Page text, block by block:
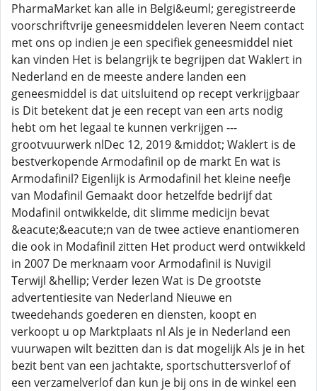
PharmaMarket kan alle in Belgi&euml; geregistreerde
voorschriftvrije geneesmiddelen leveren Neem contact
met ons op indien je een specifiek geneesmiddel niet
kan vinden Het is belangrijk te begrijpen dat Waklert in
Nederland en de meeste andere landen een
geneesmiddel is dat uitsluitend op recept verkrijgbaar
is Dit betekent dat je een recept van een arts nodig
hebt om het legaal te kunnen verkrijgen ---
grootvuurwerk nlDec 12, 2019 &middot; Waklert is de
bestverkopende Armodafinil op de markt En wat is
Armodafinil? Eigenlijk is Armodafinil het kleine neefje
van Modafinil Gemaakt door hetzelfde bedrijf dat
Modafinil ontwikkelde, dit slimme medicijn bevat
&eacute;&eacute;n van de twee actieve enantiomeren
die ook in Modafinil zitten Het product werd ontwikkeld
in 2007 De merknaam voor Armodafinil is Nuvigil
Terwijl &hellip; Verder lezen Wat is De grootste
advertentiesite van Nederland Nieuwe en
tweedehands goederen en diensten, koopt en
verkoopt u op Marktplaats nl Als je in Nederland een
vuurwapen wilt bezitten dan is dat mogelijk Als je in het
bezit bent van een jachtakte, sportschuttersverlof of
een verzamelverlof dan kun je bij ons in de winkel een